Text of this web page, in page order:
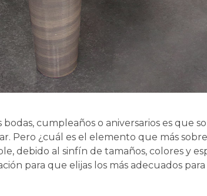
cumpleaños o aniversarios es que
Pero ¿cuál es el elemento que más
debido al sinfín de tamaños, colores y
para que elijas los más adecuados